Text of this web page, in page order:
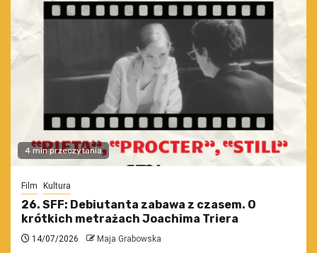
4 min przeczytania
Film Kultura
26. SFF: Debiutanta zabawa z czasem. O
krótkich metrażach Joachima Triera
14/07/2026 Maja Grabowska